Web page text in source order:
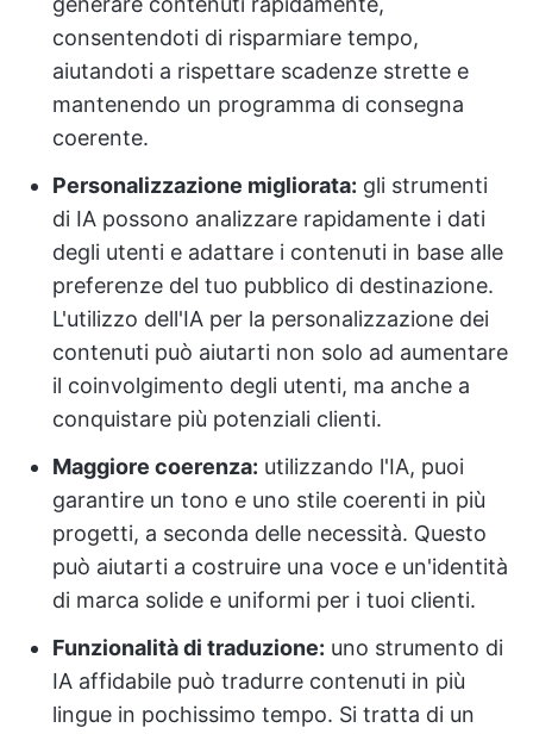
consentendoti di risparmiare tempo,
aiutandoti a rispettare scadenze strette e
mantenendo un programma di consegna
coerente.
Personalizzazione migliorata: gli strumenti
di IA possono analizzare rapidamente i dati
degli utenti e adattare i contenuti in base alle
preferenze del tuo pubblico di destinazione.
L'utilizzo dell'IA per la personalizzazione dei
contenuti può aiutarti non solo ad aumentare
il coinvolgimento degli utenti, ma anche a
conquistare più potenziali clienti.
Maggiore coerenza: utilizzando l'IA, puoi
garantire un tono e uno stile coerenti in più
progetti, a seconda delle necessità. Questo
può aiutarti a costruire una voce e un'identità
di marca solide e uniformi per i tuoi clienti.
Funzionalità di traduzione: uno strumento di
IA affidabile può tradurre contenuti in più
lingue in pochissimo tempo. Si tratta di un